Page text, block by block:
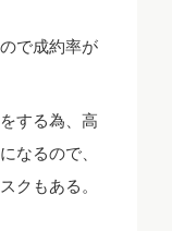
で成約率が
する為、高
なるので、
クもある。